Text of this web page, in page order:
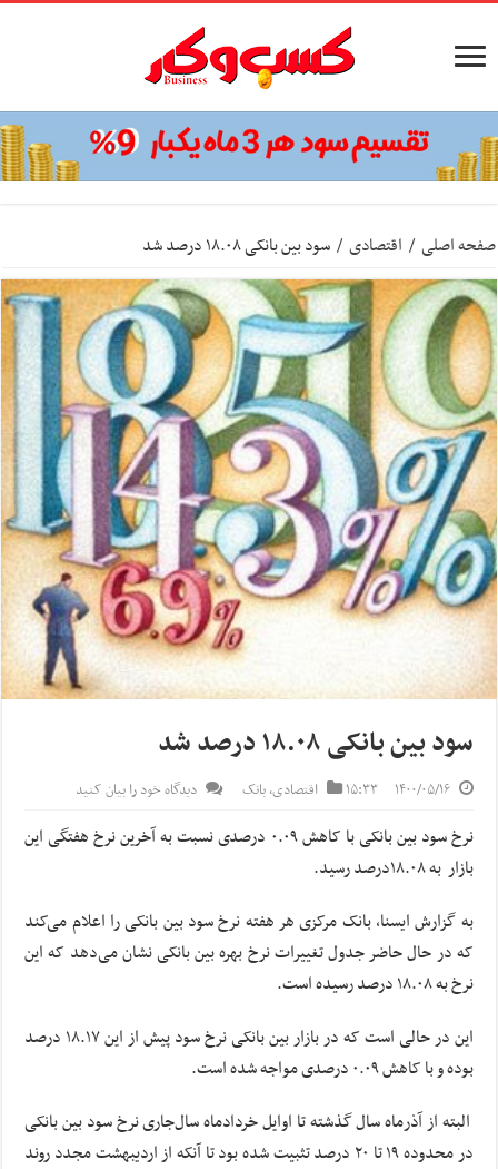
صفحه اصلی / اقتصادی / سود بین بانکی ۱۸.۰۸ درصد شد
سود بین بانکی ۱۸.۰۸ درصد شد
۱۴۰۰/۰۵/۱۶ ۱۵:۳۳ اقتصادی,بانک دیدگاه خود را بیان کنید
نرخ سود بین بانکی با کاهش ۰.۰۹ درصدی نسبت به آخرین نرخ هفتگی این
بازار به ۱۸.۰۸درصد رسید.
به گزارش ایسنا، بانک مرکزی هر هفته نرخ سود بین بانکی را اعلام می‌کند
که در حال حاضر جدول تغییرات نرخ بهره بین بانکی نشان می‌دهد که این
نرخ به ۱۸.۰۸ درصد رسیده است.
این در حالی است که در بازار بین بانکی نرخ سود پیش از این ۱۸.۱۷ درصد
بوده و با کاهش ۰.۰۹ درصدی مواجه شده است.
البته از آذرماه سال گذشته تا اوایل خردادماه سال‌جاری نرخ سود بین بانکی
در محدوده ۱۹ تا ۲۰ درصد تثبیت شده بود تا آنکه از اردیبهشت مجدد روند